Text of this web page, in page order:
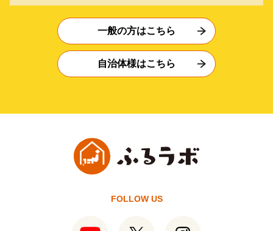
一般の方はこちら
自治体様はこちら
FOLLOW US